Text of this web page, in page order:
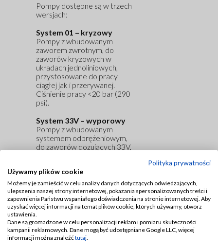
Pompy dostępne są w trzech
wersjach:
System 01 – kryzowy
Pompy z wbudowanym
zaworem zwrotnym, do
zaworów kryzowych w
układach jednoliniowych,
przystosowane do pracy
ciągłej jak i przerywanej.
Ciśnienie pracy <20 bar (290
psi)
System 33V – wyporowy
Pompy z wbudowanym
systemem odprężeniowym,
do zaworów dozujących 33V,
Ciśnienie pracy
psi).
System 26 – progresywny
Pompy z wbudowanym
zaworem zwrotnym, do
układów progresywnych
(rozdzielaczy
progresywnych).
Polityka prywatności
Używamy plików cookie
Możemy je zamieścić w celu analizy danych dotyczących odwiedzających,
ulepszenia naszej strony internetowej, pokazania spersonalizowanych treści i
zapewnienia Państwu wspaniałego doświadczenia na stronie internetowej. Aby
uzyskać więcej informacji na temat plików cookie, których używamy, otwórz
ustawienia.
Dane są gromadzone w celu personalizacji reklam i pomiaru skuteczności
kampanii reklamowych. Dane mogą być udostępniane Google LLC, więcej
informacji można znaleźć tutaj